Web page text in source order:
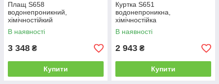
Плащ S658
водонепроникний,
хімічностійкий
В наявності
3 348 ₴
Купити
Куртка S651
водонепроникна,
хімічностійка
В наявності
2 943 ₴
Купити